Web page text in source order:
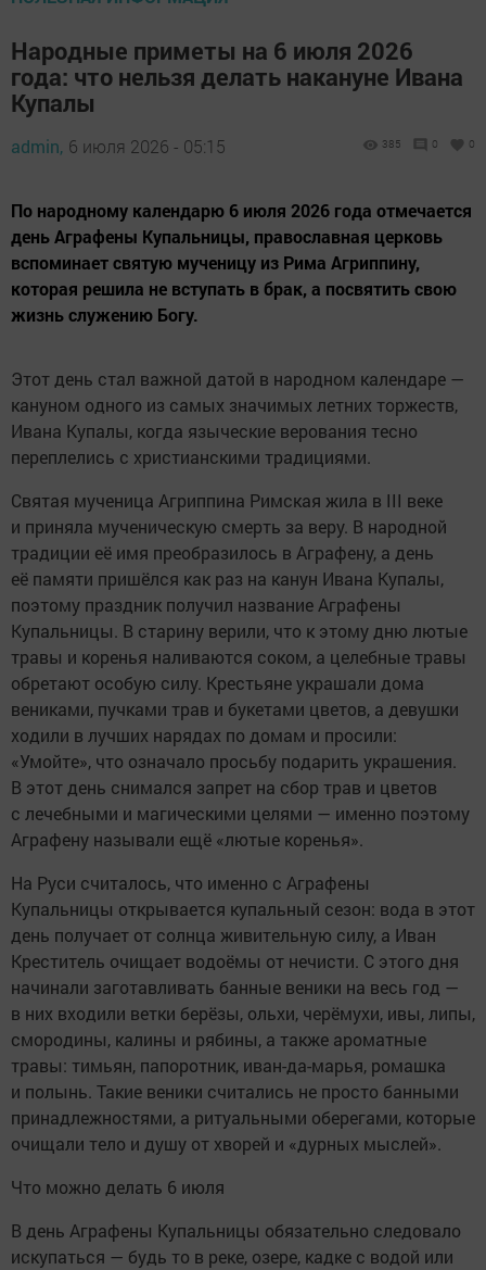
Народные приметы на 6 июля 2026
года: что нельзя делать накануне Ивана
Купалы
admin, 6 июля 2026 - 05:15 385 0 0
По народному календарю 6 июля 2026 года отмечается
день Аграфены Купальницы, православная церковь
вспоминает святую мученицу из Рима Агриппину,
которая решила не вступать в брак, а посвятить свою
жизнь служению Богу.
Этот день стал важной датой в народном календаре —
кануном одного из самых значимых летних торжеств,
Ивана Купалы, когда языческие верования тесно
переплелись с христианскими традициями.
Святая мученица Агриппина Римская жила в III веке
и приняла мученическую смерть за веру. В народной
традиции её имя преобразилось в Аграфену, а день
её памяти пришёлся как раз на канун Ивана Купалы,
поэтому праздник получил название Аграфены
Купальницы. В старину верили, что к этому дню лютые
травы и коренья наливаются соком, а целебные травы
обретают особую силу. Крестьяне украшали дома
вениками, пучками трав и букетами цветов, а девушки
ходили в лучших нарядах по домам и просили:
«Умойте», что означало просьбу подарить украшения.
В этот день снимался запрет на сбор трав и цветов
с лечебными и магическими целями — именно поэтому
Аграфену называли ещё «лютые коренья».
На Руси считалось, что именно с Аграфены
Купальницы открывается купальный сезон: вода в этот
день получает от солнца живительную силу, а Иван
Креститель очищает водоёмы от нечисти. С этого дня
начинали заготавливать банные веники на весь год —
в них входили ветки берёзы, ольхи, черёмухи, ивы, липы,
смородины, калины и рябины, а также ароматные
травы: тимьян, папоротник, иван-да-марья, ромашка
и полынь. Такие веники считались не просто банными
принадлежностями, а ритуальными оберегами, которые
очищали тело и душу от хворей и «дурных мыслей».
Что можно делать 6 июля
В день Аграфены Купальницы обязательно следовало
искупаться — будь то в реке, озере, кадке с водой или